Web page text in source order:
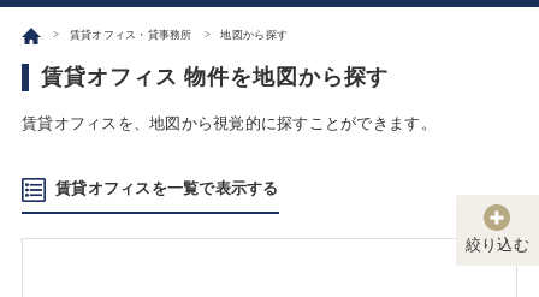
賃貸オフィス・貸事務所 地図から探す
賃貸オフィス 物件を地図から探す
賃貸オフィスを、地図から視覚的に探すことができます。
賃貸オフィスを一覧で表示する
絞り込む